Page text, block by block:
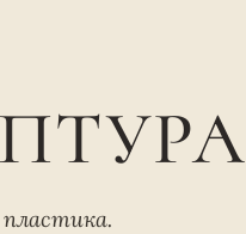
пластика.